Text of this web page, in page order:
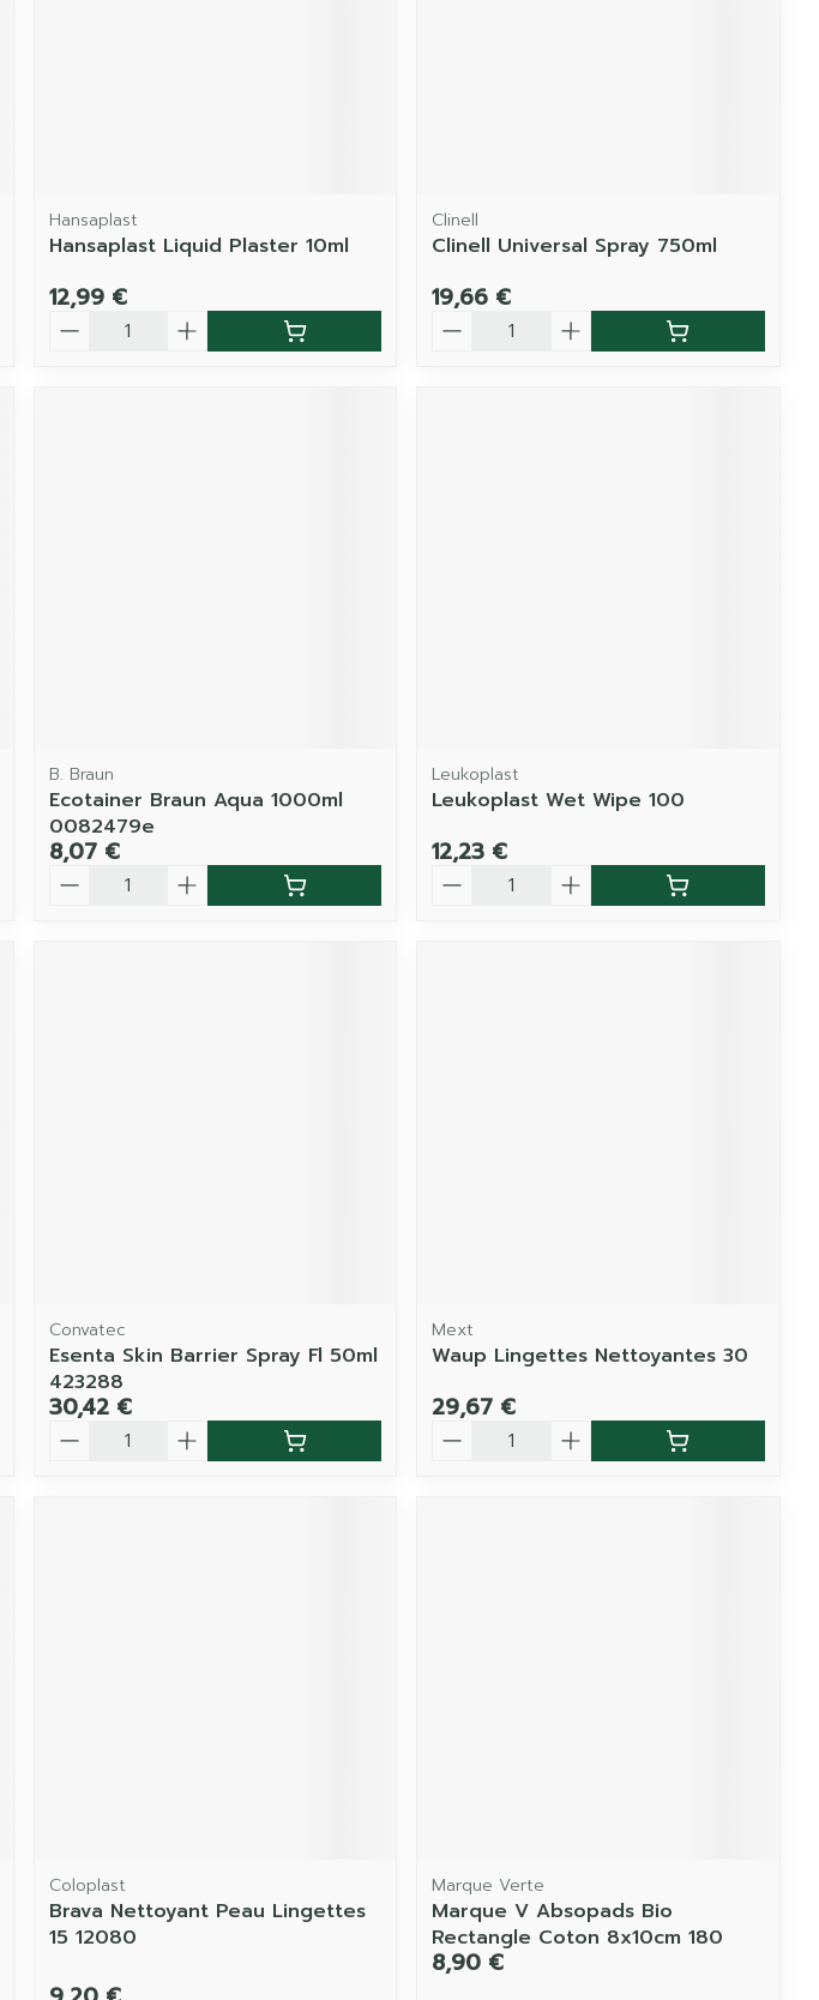
Hansaplast
Hansaplast Liquid Plaster 10ml
12,99 €
Quantité
Clinell
Clinell Universal Spray 750ml
19,66 €
Quantité
B. Braun
Ecotainer Braun Aqua 1000ml
0082479e
8,07 €
Quantité
Leukoplast
Leukoplast Wet Wipe 100
12,23 €
Quantité
Convatec
Esenta Skin Barrier Spray Fl 50ml
423288
30,42 €
Quantité
Mext
Waup Lingettes Nettoyantes 30
29,67 €
Quantité
Coloplast
Brava Nettoyant Peau Lingettes
15 12080
Marque Verte
Marque V Absopads Bio
Rectangle Coton 8x10cm 180
8,90 €